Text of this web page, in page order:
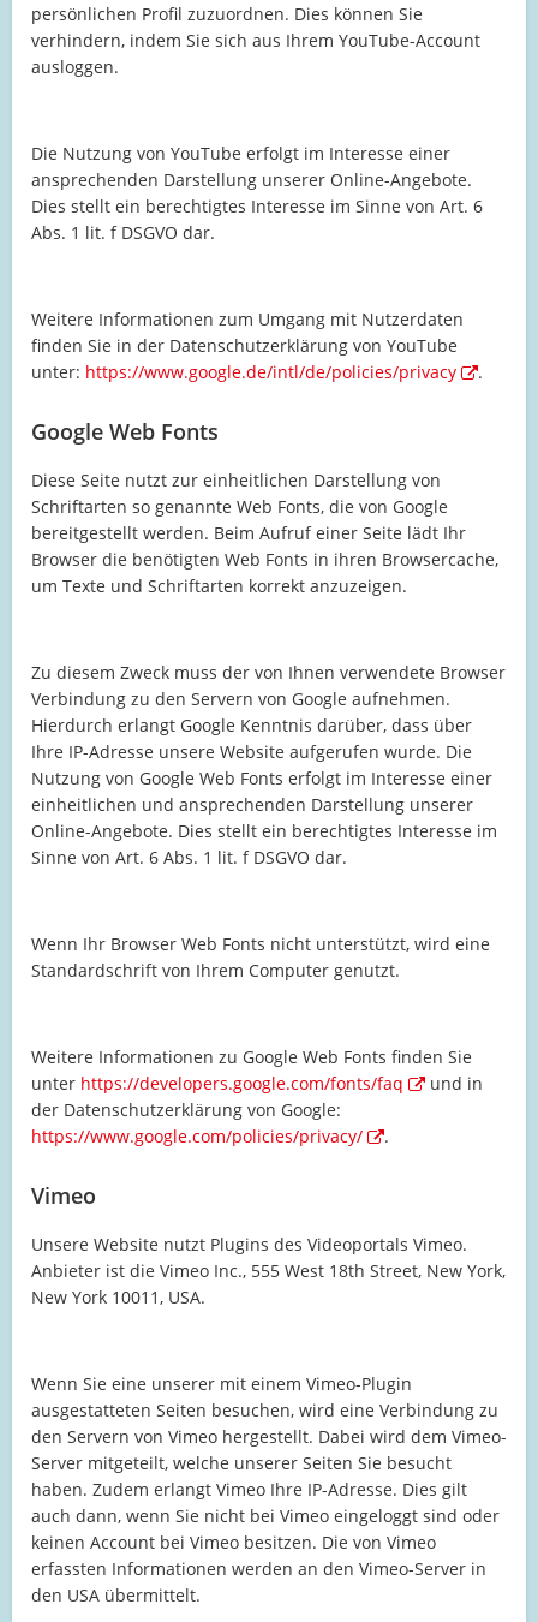
persönlichen Profil zuzuordnen. Dies können Sie
verhindern, indem Sie sich aus Ihrem YouTube-Account
ausloggen.
Die Nutzung von YouTube erfolgt im Interesse einer
ansprechenden Darstellung unserer Online-Angebote.
Dies stellt ein berechtigtes Interesse im Sinne von Art. 6
Abs. 1 lit. f DSGVO dar.
Weitere Informationen zum Umgang mit Nutzerdaten
finden Sie in der Datenschutzerklärung von YouTube
unter: https://www.google.de/intl/de/policies/privacy .
Google Web Fonts
Diese Seite nutzt zur einheitlichen Darstellung von
Schriftarten so genannte Web Fonts, die von Google
bereitgestellt werden. Beim Aufruf einer Seite lädt Ihr
Browser die benötigten Web Fonts in ihren Browsercache,
um Texte und Schriftarten korrekt anzuzeigen.
Zu diesem Zweck muss der von Ihnen verwendete Browser
Verbindung zu den Servern von Google aufnehmen.
Hierdurch erlangt Google Kenntnis darüber, dass über
Ihre IP-Adresse unsere Website aufgerufen wurde. Die
Nutzung von Google Web Fonts erfolgt im Interesse einer
einheitlichen und ansprechenden Darstellung unserer
Online-Angebote. Dies stellt ein berechtigtes Interesse im
Sinne von Art. 6 Abs. 1 lit. f DSGVO dar.
Wenn Ihr Browser Web Fonts nicht unterstützt, wird eine
Standardschrift von Ihrem Computer genutzt.
Weitere Informationen zu Google Web Fonts finden Sie
unter https://developers.google.com/fonts/faq
und in
der Datenschutzerklärung von Google:
https://www.google.com/policies/privacy/
.
Vimeo
Unsere Website nutzt Plugins des Videoportals Vimeo.
Anbieter ist die Vimeo Inc., 555 West 18th Street, New York,
New York 10011, USA.
Wenn Sie eine unserer mit einem Vimeo-Plugin
ausgestatteten Seiten besuchen, wird eine Verbindung zu
den Servern von Vimeo hergestellt. Dabei wird dem Vimeo-
Server mitgeteilt, welche unserer Seiten Sie besucht
haben. Zudem erlangt Vimeo Ihre IP-Adresse. Dies gilt
auch dann, wenn Sie nicht bei Vimeo eingeloggt sind oder
keinen Account bei Vimeo besitzen. Die von Vimeo
erfassten Informationen werden an den Vimeo-Server in
den USA übermittelt.